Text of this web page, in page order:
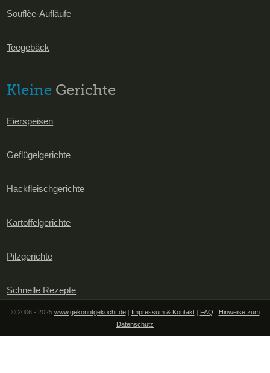
Souflèe-Aufläufe
Teegebäck
Kleine Gerichte
Eierspeisen
Geflügelgerichte
Hackfleischgerichte
Kartoffelgerichte
Pilzgerichte
Schnelle Rezepte
© 2006 - 2025 www.gekonntgekocht.de| Impressum & Kontakt| FAQ | Hinweise zum
Datenschutz